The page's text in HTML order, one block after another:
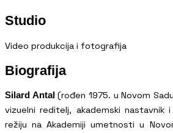
Studio
Video produkcija i fotografija
Biografija
Silard Antal(rođen 1975. u Novom
vizuelni reditelj, akademski nastavnik
režiju na Akademiji umetnosti u